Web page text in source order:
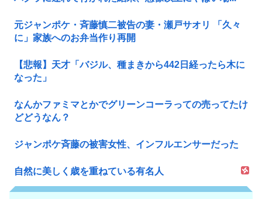
元ジャンポケ・斉藤慎二被告の妻・瀬戸サオリ 「久々
に」家族へのお弁当作り再開
【悲報】天才「バジル、種まきから442日経ったら木に
なった」
なんかファミマとかでグリーンコーラっての売ってたけ
どどうなん？
ジャンポケ斉藤の被害女性、インフルエンサーだった
自然に美しく歳を重ねている有名人